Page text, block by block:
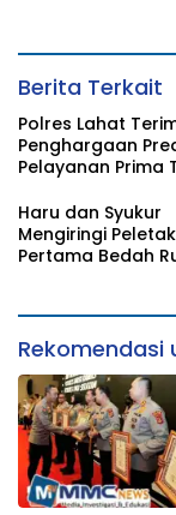
Berita Terkait
Polres Lahat
Penghargaan
Pelayanan Prima
Haru dan Syukur
Mengiringi
Pertama Bedah
Rekomendasi